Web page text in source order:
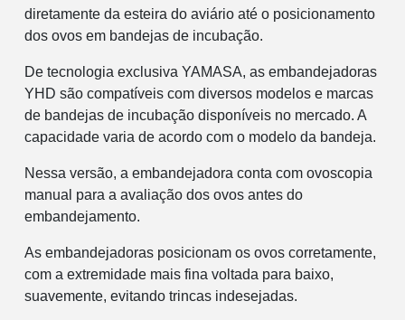
diretamente da esteira do aviário até o posicionamento
dos ovos em bandejas de incubação.
De tecnologia exclusiva YAMASA, as embandejadoras
YHD são compatíveis com diversos modelos e marcas
de bandejas de incubação disponíveis no mercado. A
capacidade varia de acordo com o modelo da bandeja.
Nessa versão, a embandejadora conta com ovoscopia
manual para a avaliação dos ovos antes do
embandejamento.
As embandejadoras posicionam os ovos corretamente,
com a extremidade mais fina voltada para baixo,
suavemente, evitando trincas indesejadas.